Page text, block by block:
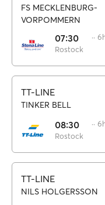
FS MECKLENBURG-
VORPOMMERN
07:30
Rostock
··
TT-LINE
TINKER BELL
08:30
Rostock
··
TT-LINE
NILS HOLGERSSON